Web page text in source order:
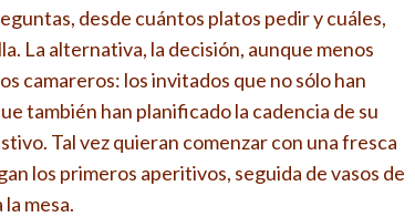
desde cuántos platos pedir y cuáles,
La alternativa, la decisión, aunque menos
camareros: los invitados que no sólo han
también han planificado la cadencia de su
Tal vez quieran comenzar con una fresca
los primeros aperitivos, seguida de vasos de
mesa.